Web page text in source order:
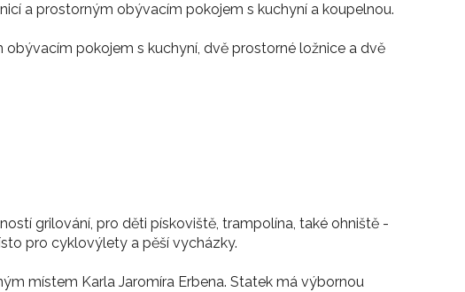
a prostorným obývacím pokojem s kuchyní a koupelnou.
pokojem s kuchyní, dvě prostorné ložnice a dvě
grilování, pro děti pískoviště, trampolína, také ohniště -
pro cyklovýlety a pěší vycházky.
místem Karla Jaromíra Erbena. Statek má výbornou